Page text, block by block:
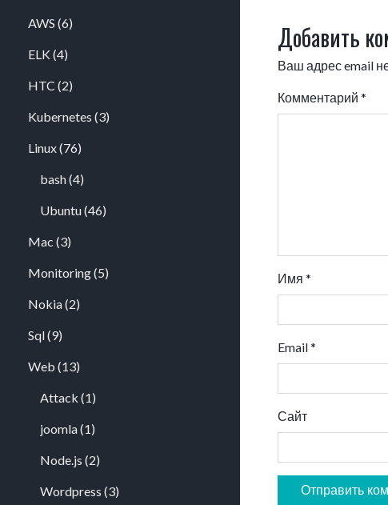
AWS (6)
ELK (4)
HTC (2)
Kubernetes (3)
Linux(76)
bash(4)
Ubuntu(46)
Mac (3)
Monitoring(5)
Nokia(2)
Sql(9)
Web (13)
Attack (1)
joomla(1)
Node.js (2)
Wordpress (3)
Добавить
Ваш адрес email
Комментарий *
Имя *
Email*
Сайт